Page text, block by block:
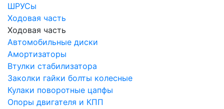
ШРУСы
Ходовая часть
Ходовая часть
Автомобильные диски
Амортизаторы
Втулки стабилизатора
Заколки гайки болты колесные
Кулаки поворотные цапфы
Опоры двигателя и КПП